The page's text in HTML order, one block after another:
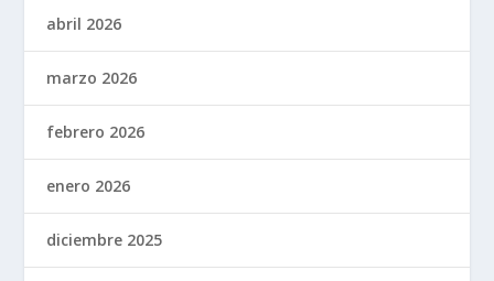
abril 2026
marzo 2026
febrero 2026
enero 2026
diciembre 2025